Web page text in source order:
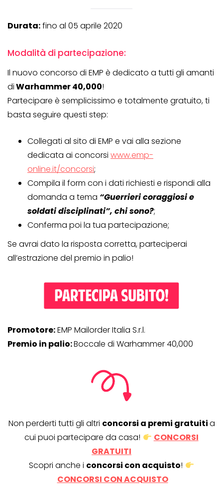
Durata:fino al 05 aprile 2020
Modalità di partecipazione:
Il nuovo concorso di EMP è dedicato a tutti gli amanti
diWarhammer 40,000!
Partecipare è semplicissimo e totalmente gratuito, ti
basta seguire questi step:
Collegati al sito di EMP e vai alla sezione
dedicata ai concorsi www.emp-
online.it/concorsi;
Compila il form con i dati richiesti e rispondi alla
domanda a tema “Guerrieri coraggiosi e
soldati disciplinati”, chi sono?;
Conferma poi la tua partecipazione;
Se avrai dato la risposta corretta, parteciperai
all’estrazione del premio in palio!
Promotore:EMP Mailorder Italia S.r.l.
Premio in palio:Boccale di Warhammer 40,000
Non perderti tutti gli altri concorsi a premi gratuitia
cui puoi partecipare da casa!
CONCORSI
GRATUITI
Scopri anche i concorsi con acquisto!
CONCORSI CON ACQUISTO